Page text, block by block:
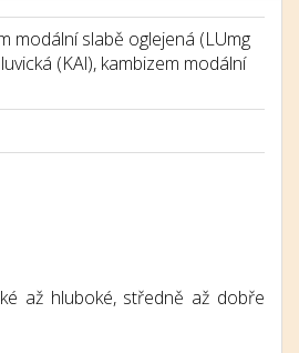
modální slabě oglejená (LUmg
(KAl), kambizem modální
až hluboké, středně až dobře